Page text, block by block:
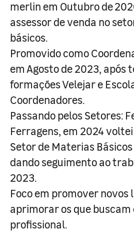
merlin em Outubro de
assessor de venda no
básicos.
Promovido como
em Agosto de 2023, após
formações Velejar e
Coordenadores.
Passando pelos Setores:
Ferragens, em 2024
Setor de Materias
dando seguimento ao
2023.
Foco em promover novos
aprimorar os que
profissional.